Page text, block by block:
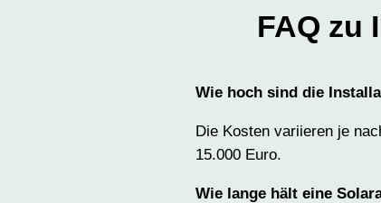
FAQ zu
Wie hoch sind die
Die Kosten variieren je
15.000 Euro.
Wie lange hält eine